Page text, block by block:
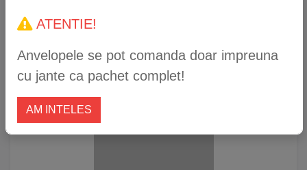
ATENTIE!
Anvelopele se pot comanda doar impreuna
cu jante ca pachet complet!
AM INTELES